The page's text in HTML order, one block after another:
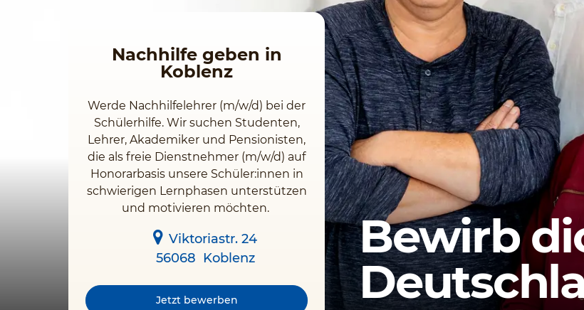
Bewirb
Nachhilfe geben in
Koblenz
Werde Nachhilfelehrer (m/w/d) bei der
Schülerhilfe. Wir suchen Studenten,
Lehrer, Akademiker und Pensionisten,
die als freie Dienstnehmer (m/w/d) auf
Honorarbasis unsere Schüler:innen in
schwierigen Lernphasen unterstützen
und motivieren möchten.
Viktoriastr. 24
56068 Koblenz
Jetzt bewerben